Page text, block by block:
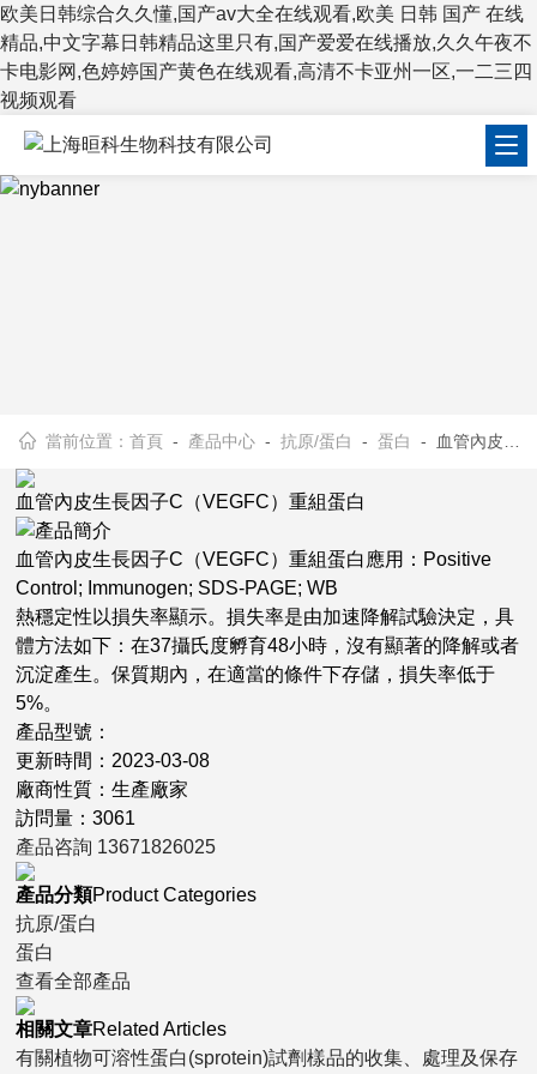
欧美日韩综合久久懂,国产av大全在线观看,欧美 日韩 国产 在线
精品,中文字幕日韩精品这里只有,国产爱爱在线播放,久久午夜不
卡电影网,色婷婷国产黄色在线观看,高清不卡亚州一区,一二三四
视频观看
當前位置：首頁 - 產品中心 -抗原/蛋白 -蛋白 - 血管內皮生長因子C（VEGFC）重組蛋白
血管內皮生長因子C（VEGFC）重組蛋白
產品簡介
血管內皮生長因子C（VEGFC）重組蛋白應用：Positive
Control; Immunogen; SDS-PAGE; WB
熱穩定性以損失率顯示。損失率是由加速降解試驗決定，具
體方法如下：在37攝氏度孵育48小時，沒有顯著的降解或者
沉淀產生。保質期內，在適當的條件下存儲，損失率低于
5%。
產品型號：
更新時間：2023-03-08
廠商性質：生產廠家
訪問量：3061
產品咨詢 13671826025
產品分類Product Categories
抗原/蛋白
蛋白
查看全部產品
相關文章Related Articles
有關植物可溶性蛋白(sprotein)試劑樣品的收集、處理及保存